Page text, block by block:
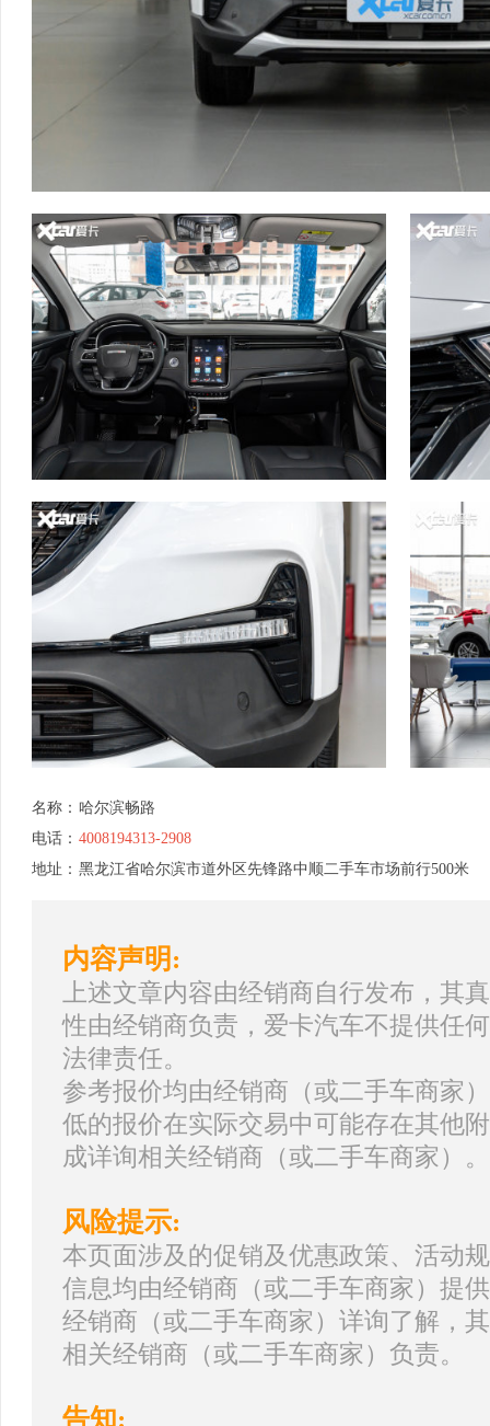
名称： 哈尔滨畅路
电话： 4008194313-2908
地址： 黑龙江省哈尔滨市道外区先锋路中顺二手车市场前行500米
内容声明:
上述文章内容由经销商自行发布，其
性由经销商负责，爱卡汽车不提供任
法律责任。
参考报价均由经销商（或二手车商家
低的报价在实际交易中可能存在其他
成详询相关经销商（或二手车商家）。
风险提示:
本页面涉及的促销及优惠政策、活动
信息均由经销商（或二手车商家）提
经销商（或二手车商家）详询了解，
相关经销商（或二手车商家）负责。
告知: